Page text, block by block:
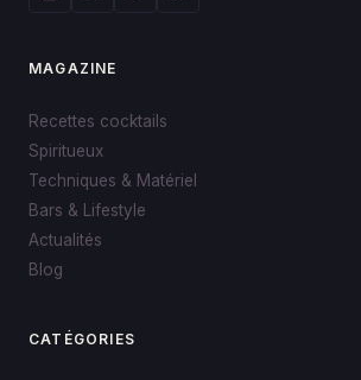
MAGAZINE
Recettes cocktails
Spiritueux
Techniques & Matériel
Bars & Lifestyle
Actualités
Blog
CATÉGORIES